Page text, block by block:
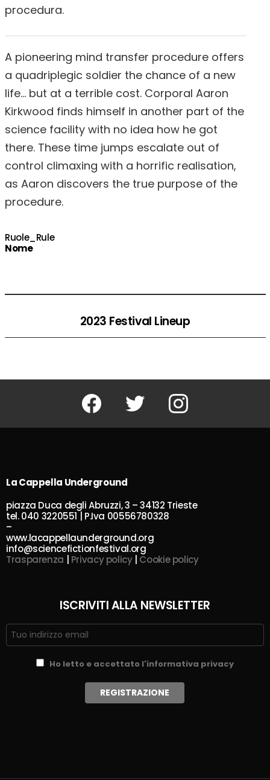
procedura.
A pioneering mind transfer procedure offers
a quadriplegic soldier the chance of a new
life… but at a terrible cost. Corporal Aaron
Kirkwood finds himself in another part of the
science facility with no idea how he got
there. These time jumps escalate out of
control climaxing with a horrific realisation,
as Aaron discovers the true purpose of the
procedure.
Ruole_Rule
Nome
2023 Festival Lineup
Facebook Twitter Instagram
La Cappella Underground
piazza Duca degli Abruzzi, 3 – 34132 Trieste
tel. 040 3220551 | P.Iva 00556780328
–
www.lacappellaunderground.org
info@sciencefictionfestival.org
Trasparenza
Privacy policy| Cookie policy
ISCRIVITI ALLA NEWSLETTER
Ho letto e accettato l'informativa privacy